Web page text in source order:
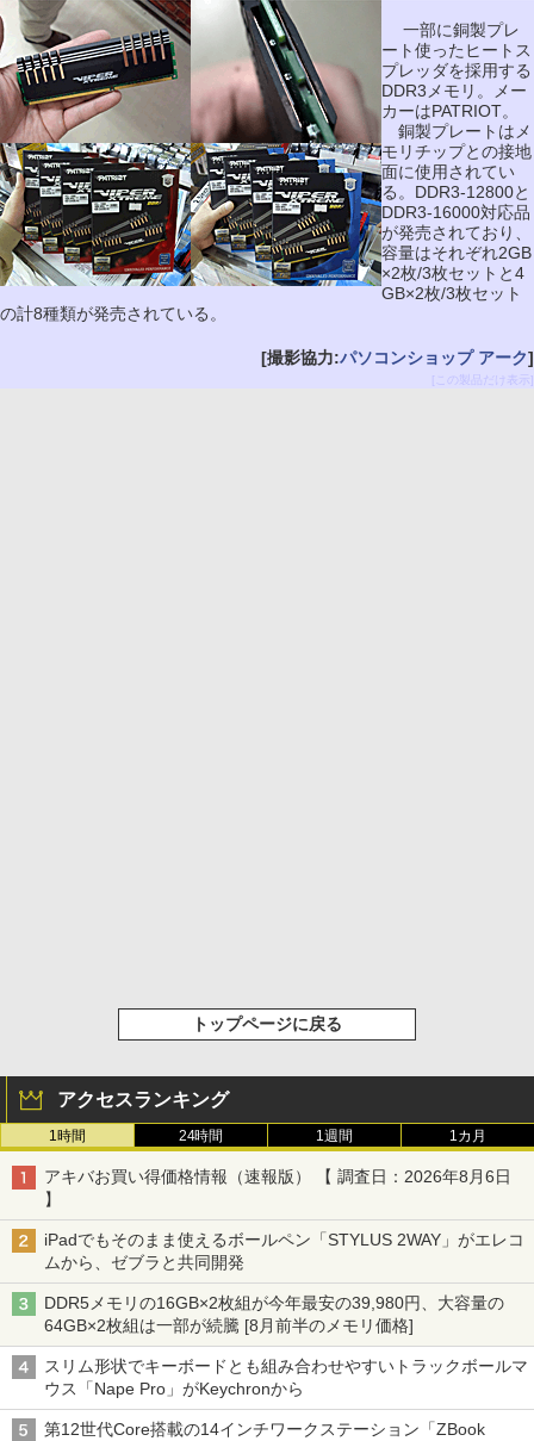
一部に銅製プレ
ート使ったヒートス
プレッダを採用する
DDR3メモリ。メー
カーはPATRIOT。
銅製プレートはメ
モリチップとの接地
面に使用されてい
る。DDR3-12800と
DDR3-16000対応品
が発売されており、
容量はそれぞれ2GB
×2枚/3枚セットと4
GB×2枚/3枚セット
の計8種類が発売されている。
[撮影協力:パソコンショップ アーク]
[この製品だけ表示]
トップページに戻る
アクセスランキング
1時間 24時間 1週間 1カ月
アキバお買い得価格情報（速報版） 【 調査日：2026年8月6日
】
iPadでもそのまま使えるボールペン「STYLUS 2WAY」がエレコ
ムから、ゼブラと共同開発
DDR5メモリの16GB×2枚組が今年最安の39,980円、大容量の
64GB×2枚組は一部が続騰 [8月前半のメモリ価格]
スリム形状でキーボードとも組み合わせやすいトラックボールマ
ウス「Nape Pro」がKeychronから
第12世代Core搭載の14インチワークステーション「ZBook